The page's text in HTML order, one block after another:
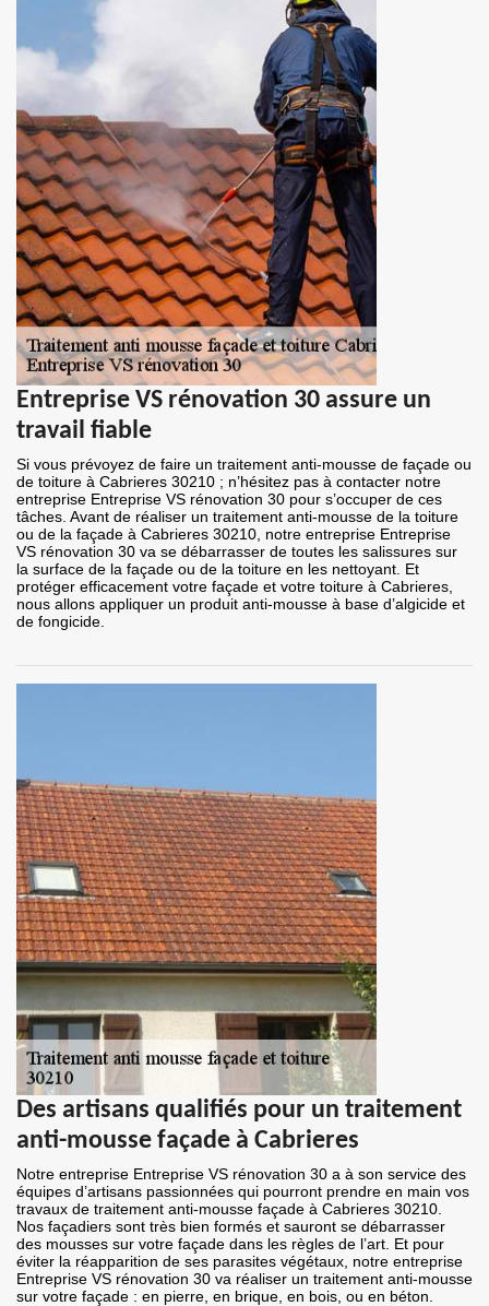
Entreprise VS rénovation 30 assure un
travail fiable
Si vous prévoyez de faire un traitement anti-mousse de façade ou
de toiture à Cabrieres 30210 ; n’hésitez pas à contacter notre
entreprise Entreprise VS rénovation 30 pour s’occuper de ces
tâches. Avant de réaliser un traitement anti-mousse de la toiture
ou de la façade à Cabrieres 30210, notre entreprise Entreprise
VS rénovation 30 va se débarrasser de toutes les salissures sur
la surface de la façade ou de la toiture en les nettoyant. Et
protéger efficacement votre façade et votre toiture à Cabrieres,
nous allons appliquer un produit anti-mousse à base d’algicide et
de fongicide.
Des artisans qualifiés pour un traitement
anti-mousse façade à Cabrieres
Notre entreprise Entreprise VS rénovation 30 a à son service des
équipes d’artisans passionnées qui pourront prendre en main vos
travaux de traitement anti-mousse façade à Cabrieres 30210.
Nos façadiers sont très bien formés et sauront se débarrasser
des mousses sur votre façade dans les règles de l’art. Et pour
éviter la réapparition de ses parasites végétaux, notre entreprise
Entreprise VS rénovation 30 va réaliser un traitement anti-mousse
sur votre façade : en pierre, en brique, en bois, ou en béton.